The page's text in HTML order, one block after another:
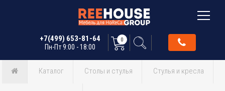
+7(499) 653-81-64
Пн-Пт 9:00 - 18:00
0
Каталог Столы и стулья Стулья и кресла